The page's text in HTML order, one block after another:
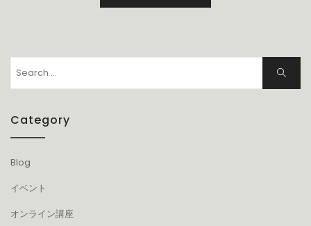
ョ
ン
for:
Search
Category
Blog
イベント
オンライン講座